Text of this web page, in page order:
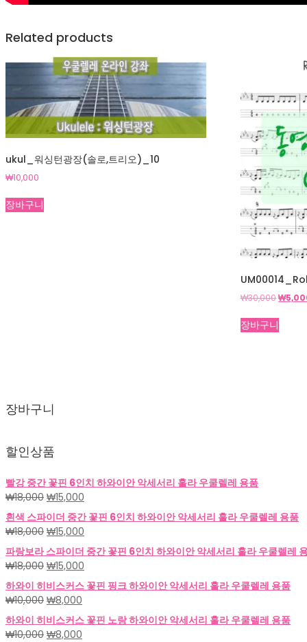
Related products
ukul_워싱턴광장(솔로,트리오)_10
₩10,000
장바구니
₩30,000원
가
격:
₩
장바구니
장바구니
할인상품
빨강 중간 꽃핀 6인치 하와이안 악세서리 훌라 우쿨렐레 용품
₩18,000 원
래
가
격:
₩18,000.
₩15,000
재
가
격:
₩15,000.
흰색 스파이더 중간 꽃핀 6인치 하와이안 악세서리 훌라 우쿨렐레 용품
₩18,000 원
래
가
격:
₩18,000.
₩15,000
재
가
격:
₩15,000.
파랑보라 스파이더 중간 꽃핀 6인치 하와이안 악세서리 훌라 우쿨렐레
₩18,000 원
래
가
격:
₩18,000.
₩15,000
재
가
₩15,000.
하와이 히비스커스 꽃핀 핑크 하와이안 악세서리 훌라 우쿨렐레 용품
₩10,000 원
래
가
₩8,000
재
가
하와이 히비스커스 꽃핀 노랑 하와이안 악세서리 훌라 우쿨렐레 용품
₩10,000 원
₩8,000